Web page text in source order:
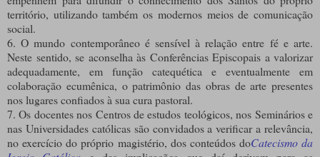
território, utilizando também os modernos meios de comunicação
social.
6. O mundo contemporâneo é sensível à relação entre fé e arte.
Neste sentido, se aconselha às Conferências Episcopais a valorizar
adequadamente, em função catequética e eventualmente em
colaboração ecumênica, o patrimônio das obras de arte presentes
nos lugares confiados à sua cura pastoral.
7. Os docentes nos Centros de estudos teológicos, nos Seminários e
nas Universidades católicas são convidados a verificar a relevância,
no exercício do próprio magistério, dos conteúdos doCatecismo da